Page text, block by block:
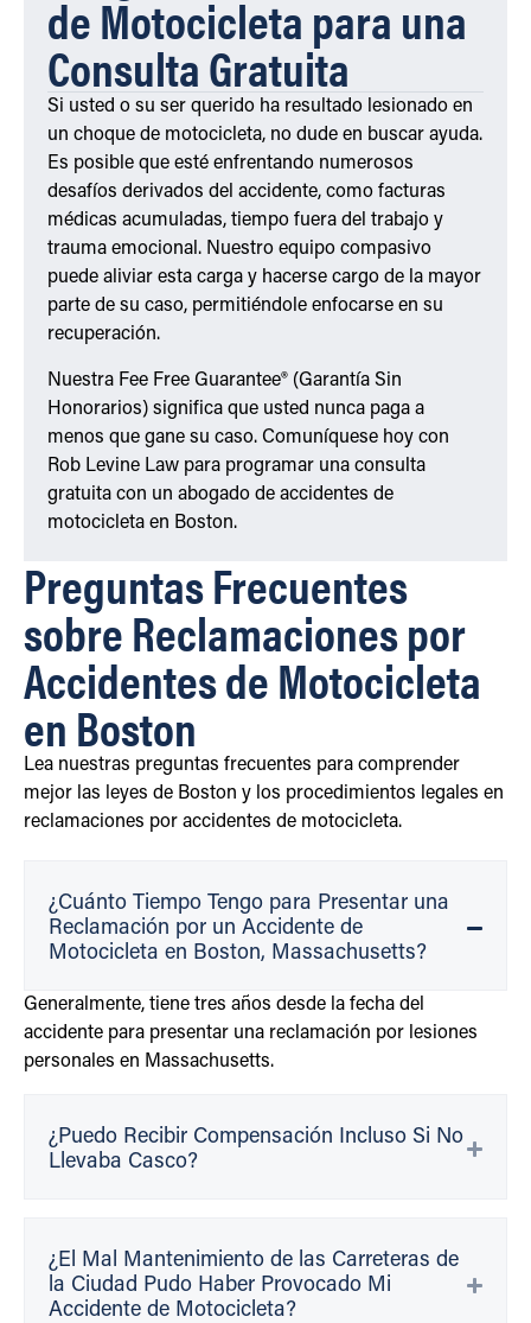
de Motocicleta para una
Consulta Gratuita
Si usted o su ser querido ha resultado lesionado en
un choque de motocicleta, no dude en buscar ayuda.
Es posible que esté enfrentando numerosos
desafíos derivados del accidente, como facturas
médicas acumuladas, tiempo fuera del trabajo y
trauma emocional. Nuestro equipo compasivo
puede aliviar esta carga y hacerse cargo de la mayor
parte de su caso, permitiéndole enfocarse en su
recuperación.
Nuestra Fee Free Guarantee® (Garantía Sin
Honorarios) significa que usted nunca paga a
menos que gane su caso. Comuníquese hoy con
Rob Levine Law para programar una consulta
gratuita con un abogado de accidentes de
motocicleta en Boston.
Preguntas Frecuentes
sobre Reclamaciones por
Accidentes de Motocicleta
en Boston
Lea nuestras preguntas frecuentes para comprender
mejor las leyes de Boston y los procedimientos legales en
reclamaciones por accidentes de motocicleta.
¿Cuánto Tiempo Tengo para Presentar una
Reclamación por un Accidente de
Motocicleta en Boston, Massachusetts?
Generalmente, tiene tres años desde la fecha del
accidente para presentar una reclamación por lesiones
personales en Massachusetts.
¿Puedo Recibir Compensación Incluso Si No
Llevaba Casco?
¿El Mal Mantenimiento de las Carreteras de
la Ciudad Pudo Haber Provocado Mi
Accidente de Motocicleta?